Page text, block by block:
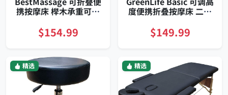
携按摩床 榉木承重可调
$154.99
度便携折叠按摩床 二十
$149.99
精选 精选